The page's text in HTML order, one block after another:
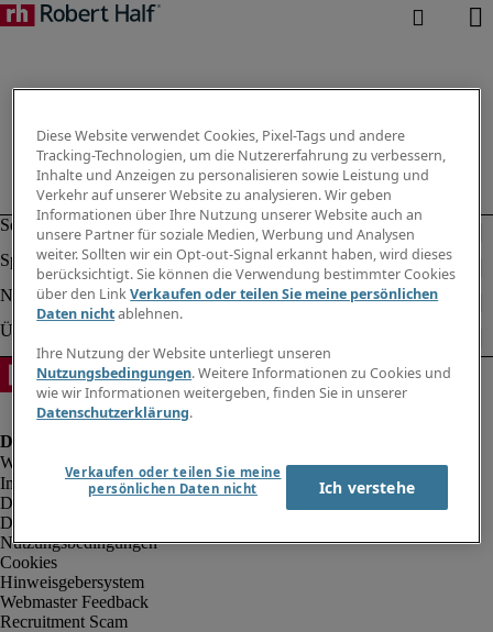
Impressum
Datenschutz
Datenschutz Arbeitnehmer/Zeitarbeitskräfte
Nutzungsbedingungen
Cookies
Hinweisgebersystem
Webmaster Feedback
Recruitment Scam
Diese Website verwendet Cookies, Pixel-Tags und andere
Tracking-Technologien, um die Nutzererfahrung zu verbessern,
Inhalte und Anzeigen zu personalisieren sowie Leistung und
Verkehr auf unserer Website zu analysieren. Wir geben
Informationen über Ihre Nutzung unserer Website auch an
unsere Partner für soziale Medien, Werbung und Analysen
weiter. Sollten wir ein Opt-out-Signal erkannt haben, wird dieses
berücksichtigt. Sie können die Verwendung bestimmter Cookies
über den LinkVerkaufen oder teilen Sie meine persönlichen
Daten nichtablehnen.
Ihre Nutzung der Website unterliegt unseren
Nutzungsbedingungen. Weitere Informationen zu Cookies und
wie wir Informationen weitergeben, finden Sie in unserer
Datenschutzerklärung.
Verkaufen oder teilen Sie meine
persönlichen Daten nicht
Ich verstehe